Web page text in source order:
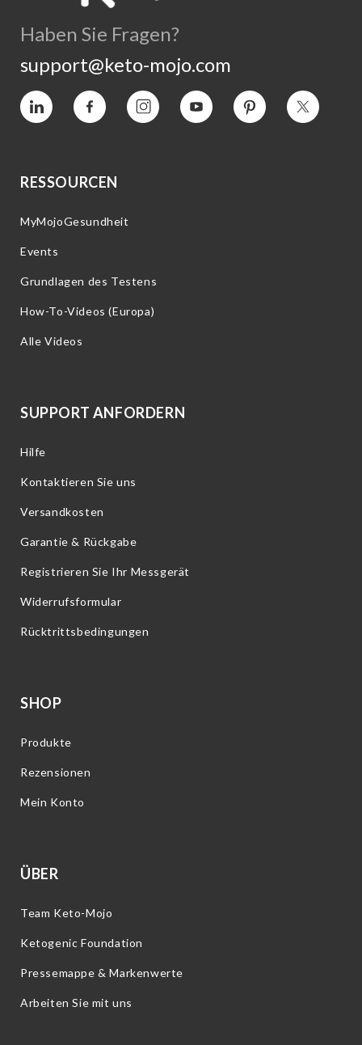
Haben Sie Fragen?
support@keto-mojo.com
Vimeo Facebook InstagramYouTube InteresseTwitter
RESSOURCEN
MyMojoGesundheit
Events
Grundlagen des Testens
How-To-Videos (Europa)
Alle Videos
SUPPORT ANFORDERN
Hilfe
Kontaktieren Sie uns
Versandkosten
Garantie & Rückgabe
Registrieren Sie Ihr Messgerät
Widerrufsformular
Rücktrittsbedingungen
SHOP
Produkte
Rezensionen
Mein Konto
ÜBER
Team Keto-Mojo
Ketogenic Foundation
Pressemappe & Markenwerte
Arbeiten Sie mit uns